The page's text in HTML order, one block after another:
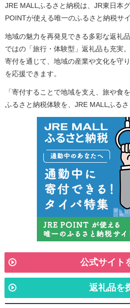
JRE MALLふるさと納税は、JR東日本
POINTが使える唯一のふるさと納税サイ
地域の魅力を再発見できる多彩な返礼
ではの「旅行・体験型」返礼品も充実。
寄付を通じて、地域の産業や文化を守
を応援できます。
「寄付することで地域を支え、旅や
ふるさと納税体験を、JRE MALLふるさ
公式サイト
返礼品を